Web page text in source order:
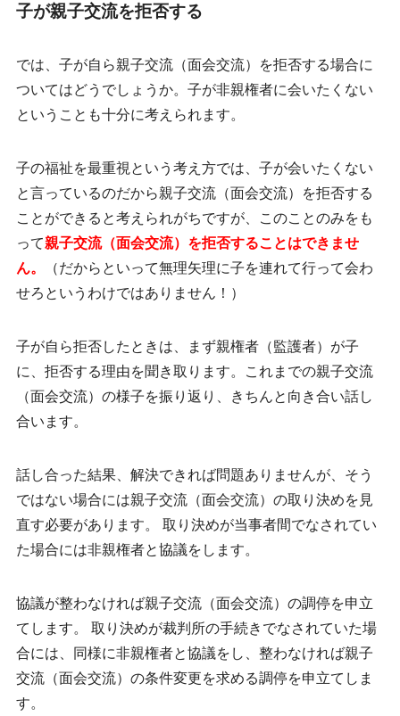
子が親子交流を拒否する
では、子が自ら親子交流（面会交流）を拒否する場合に
ついてはどうでしょうか。子が非親権者に会いたくない
ということも十分に考えられます。
子の福祉を最重視という考え方では、子が会いたくない
と言っているのだから親子交流（面会交流）を拒否する
ことができると考えられがちですが、このことのみをも
って親子交流（面会交流）を拒否することはできませ
ん。
（だからといって無理矢理に子を連れて行って会わ
せろというわけではありません！）
子が自ら拒否したときは、まず親権者（監護者）が子
に、 拒否する理由を聞き取ります。
これまでの親子交流
（面会交流）の様子を振り返り、きちんと向き合い話し
合います。
話し合った結果、解決できれば問題ありませんが、そう
ではない場合には親子交流（面会交流）の取り決めを見
直す必要があります。 取り決めが当事者間でなされてい
た場合には非親権者と協議をします。
協議が整わなければ親子交流（面会交流）の調停を申立
てします。 取り決めが裁判所の手続きでなされていた場
合には、同様に非親権者と協議をし、整わなければ親子
交流（面会交流）の条件変更を求める調停を申立てしま
す。